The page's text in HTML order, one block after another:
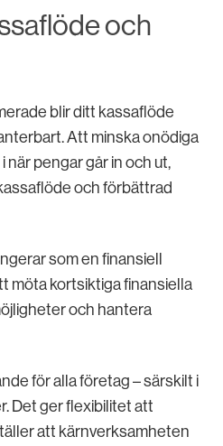
och
blir ditt kassaflöde
Att minska onödiga
när pengar går in och ut,
och förbättrad
som en finansiell
möta kortsiktiga finansiella
och hantera
för alla företag – särskilt i
Det ger flexibilitet att
att kärnverksamheten